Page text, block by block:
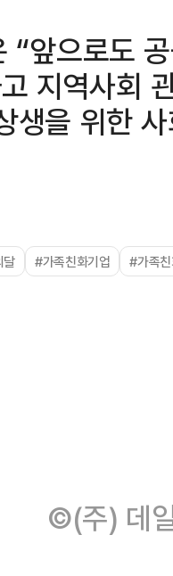
앞으로도
지역사회
생을 위한
달 #가족친화기업 #가족
©(주) 데